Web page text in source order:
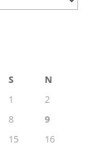
S
N
1
2
8
9
15
16